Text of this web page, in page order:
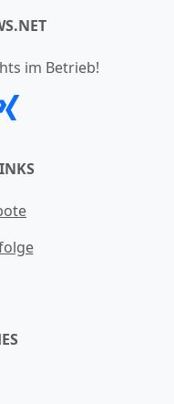
im Betrieb!